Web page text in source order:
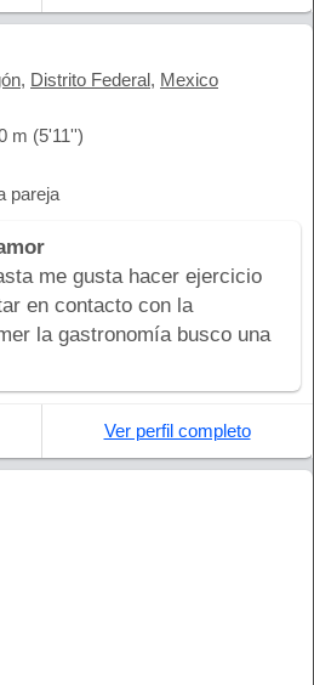
, Distrito Federal, Mexico
m (5'11'')
pareja
me gusta hacer ejercicio
en contacto con la
la gastronomía busco una
Ver perfil completo